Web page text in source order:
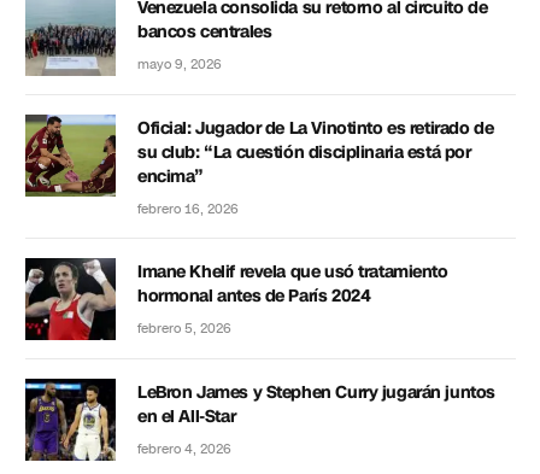
Venezuela consolida su retorno al circuito de
bancos centrales
mayo 9, 2026
Oficial: Jugador de La Vinotinto es retirado de
su club: “La cuestión disciplinaria está por
encima”
febrero 16, 2026
Imane Khelif revela que usó tratamiento
hormonal antes de París 2024
febrero 5, 2026
LeBron James y Stephen Curry jugarán juntos
en el All-Star
febrero 4, 2026